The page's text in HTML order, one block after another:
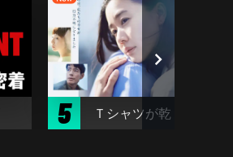
5 Ｔシャツが乾くまで